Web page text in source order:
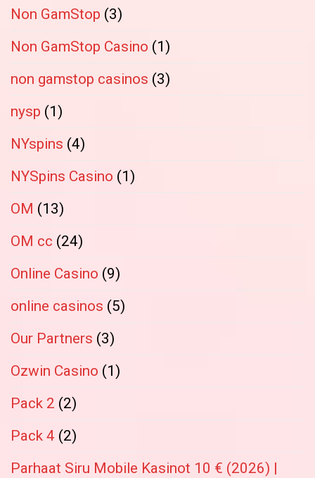
Non GamStop (3)
Non GamStop Casino (1)
non gamstop casinos (3)
nysp (1)
NYspins (4)
NYSpins Casino (1)
OM (13)
OM cc (24)
Online Casino (9)
online casinos (5)
Our Partners (3)
Ozwin Casino (1)
Pack 2 (2)
Pack 4 (2)
Parhaat Siru Mobile Kasinot 10 € (2026) |